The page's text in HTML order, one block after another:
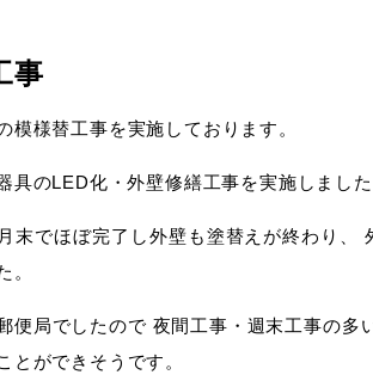
事
模様替工事を実施しております。
具のLED化・外壁修繕工事を実施しました
末でほぼ完了し外壁も塗替えが終わり、
。
便局でしたので 夜間工事・週末工事の多
とができそうです。